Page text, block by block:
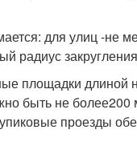
для улиц -не
площадки
быть не более200
проезды